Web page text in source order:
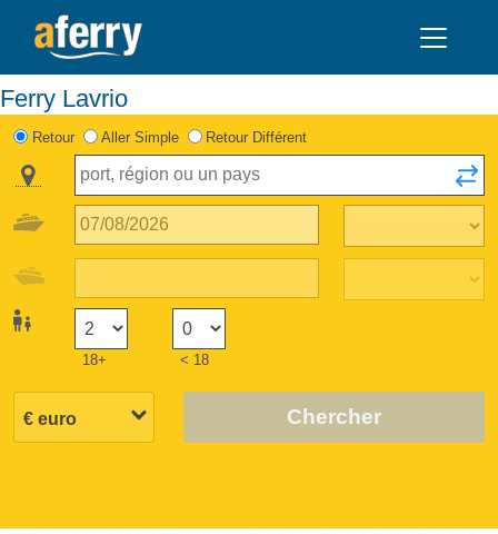
Ferry Lavrio
Retour Aller Simple Retour Différent
18+ < 18
Chercher